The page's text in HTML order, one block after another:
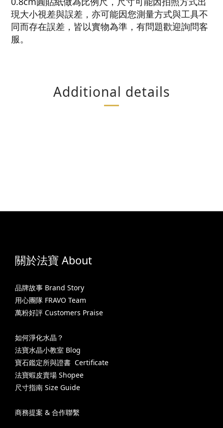
現大小視差與誤差，亦可能因您測量方式與工具不
同而存在誤差，皆以實物為準，有問題歡迎詢問客
服。
Additional details
關於法寶 About
品牌故事 Brand Story
用心團隊 FRAVO Team
萬粉好評 Customers Praise
如何淨化水晶？
法寶水晶小教室 Blog
寶石鑑定所與證書 Certificate
法寶蝦皮賣場 Shopee
尺寸指南 Size Guide
商務提案 & 合作聯繫